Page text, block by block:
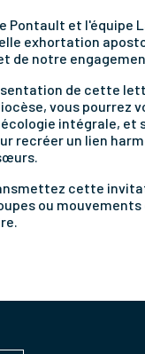
Pontault et l'équipe
exhortation
de notre
de cette
vous pourrez
intégrale, et
recréer un lien
cette
ou